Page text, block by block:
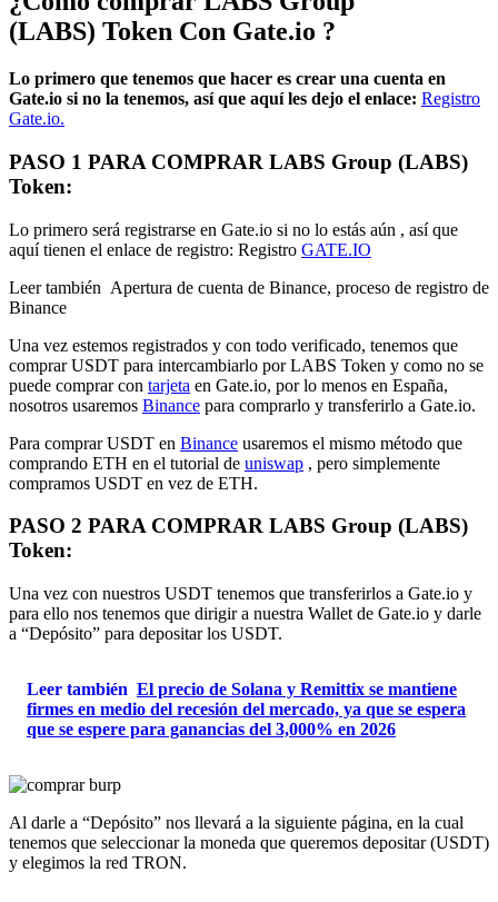
(LABS) Token Con Gate.io ?
Lo primero que tenemos que hacer es crear una cuenta en
Gate.io si no la tenemos, así que aquí les dejo el enlace: Registro
Gate.io.
PASO 1 PARA COMPRAR LABS Group (LABS)
Token:
Lo primero será registrarse en Gate.io si no lo estás aún , así que
aquí tienen el enlace de registro: Registro GATE.IO
Leer también Apertura de cuenta de Binance, proceso de registro de
Binance
Una vez estemos registrados y con todo verificado, tenemos que
comprar USDT para intercambiarlo por LABS Token y como no se
puede comprar con tarjeta en Gate.io, por lo menos en España,
nosotros usaremos Binance para comprarlo y transferirlo a Gate.io.
Para comprar USDT en Binance usaremos el mismo método que
comprando ETH en el tutorial de uniswap , pero simplemente
compramos USDT en vez de ETH.
PASO 2 PARA COMPRAR LABS Group (LABS)
Token:
Una vez con nuestros USDT tenemos que transferirlos a Gate.io y
para ello nos tenemos que dirigir a nuestra Wallet de Gate.io y darle
a “Depósito” para depositar los USDT.
Leer también El precio de Solana y Remittix se mantiene
firmes en medio del recesión del mercado, ya que se espera
que se espere para ganancias del 3,000% en 2026
Al darle a “Depósito” nos llevará a la siguiente página, en la cual
tenemos que seleccionar la moneda que queremos depositar (USDT)
y elegimos la red TRON.